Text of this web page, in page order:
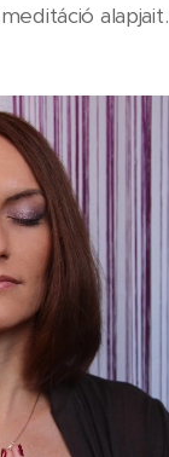
alapjait.